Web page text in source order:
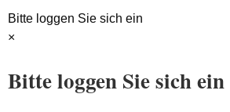
Bitte loggen Sie sich ein
×
Bitte loggen Sie sich ein